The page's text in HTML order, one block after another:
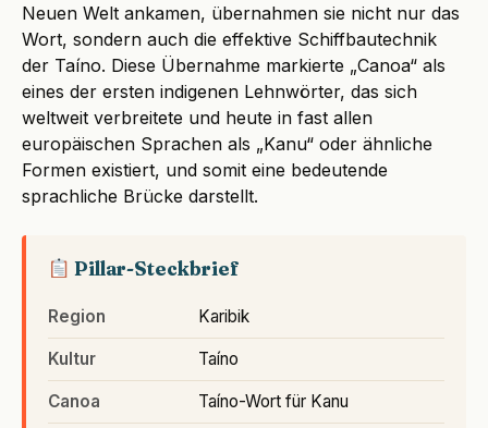
Neuen Welt ankamen, übernahmen sie nicht nur das
Wort, sondern auch die effektive Schiffbautechnik
der Taíno. Diese Übernahme markierte „Canoa“ als
eines der ersten indigenen Lehnwörter, das sich
weltweit verbreitete und heute in fast allen
europäischen Sprachen als „Kanu“ oder ähnliche
Formen existiert, und somit eine bedeutende
sprachliche Brücke darstellt.
Pillar-Steckbrief
Region Karibik
Kultur Taíno
Canoa Taíno-Wort für Kanu